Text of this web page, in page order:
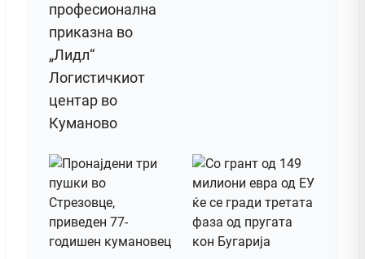
професионална
приказна во
„Лидл“
Логистичкиот
центар во
Куманово